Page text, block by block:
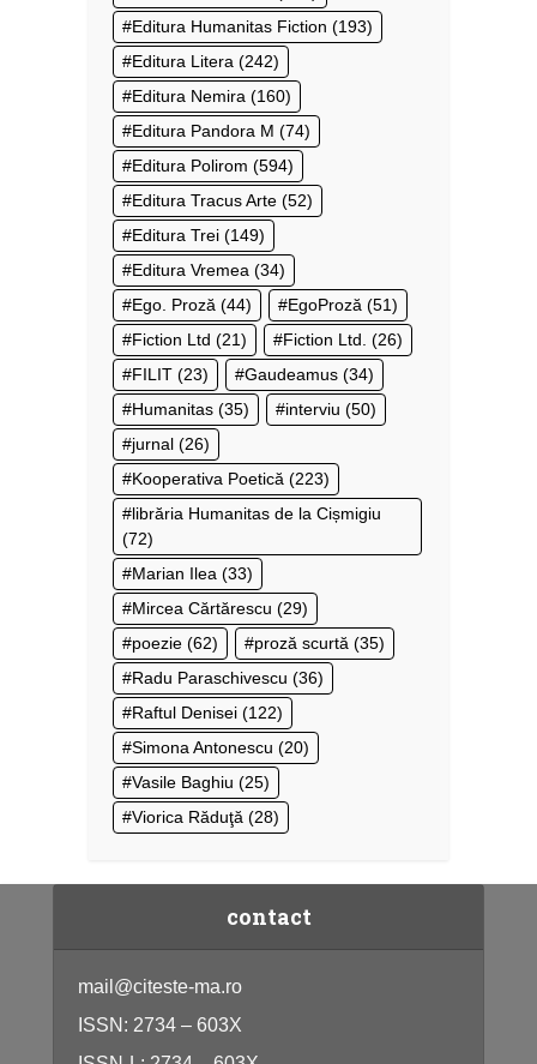
Editura Humanitas Fiction (193)
Editura Litera (242)
Editura Nemira (160)
Editura Pandora M (74)
Editura Polirom (594)
Editura Tracus Arte (52)
Editura Trei (149)
Editura Vremea (34)
Ego. Proză (44) EgoProză (51)
Fiction Ltd (21) Fiction Ltd. (26)
FILIT (23) Gaudeamus (34)
Humanitas (35) interviu (50)
jurnal (26)
Kooperativa Poetică (223)
librăria Humanitas de la Cișmigiu
(72)
Marian Ilea (33)
Mircea Cărtărescu (29)
poezie (62) proză scurtă (35)
Radu Paraschivescu (36)
Raftul Denisei (122)
Simona Antonescu (20)
Vasile Baghiu (25)
Viorica Răduţă (28)
contact
mail@citeste-ma.ro
ISSN: 2734 – 603X